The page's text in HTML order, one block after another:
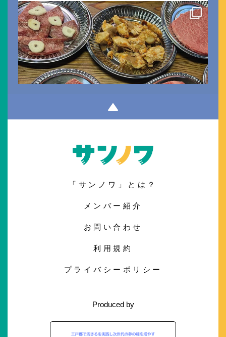
「サンノワ」とは？
メンバー紹介
お問い合わせ
利用規約
プライバシーポリシー
Produced by